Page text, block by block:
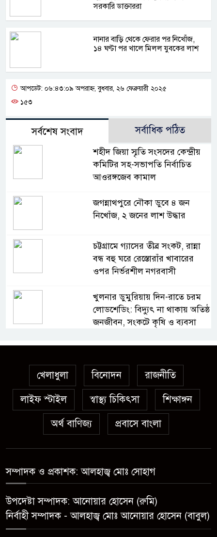
সরকারি ডাক্তাররা
নানার বাড়ি থেকে ফেরার পর নিখোঁজ,
১৪ ঘণ্টা পর খালে মিলল যুবকের লাশ
আপডেট: ০৬:৪৩:০৯ অপরাহ্ন, বুধবার, ২৬ ফেব্রুয়ারী ২০২৫
১৫৩
সর্বশেষ সংবাদ সর্বাধিক পঠিত
শহীদ জিয়া স্মৃতি সংসদের কেন্দ্রীয়
কমিটির সহ-সভাপতি নির্বাচিত
আওরঙ্গজেব কামাল
জগন্নাথপুরে নৌকা ডুবে ৪ জন
নিখোঁজ, ২ জনের লাশ উদ্ধার
চট্টগ্রামে গ্যাসের তীব্র সংকট, রান্না
বন্ধ বহু ঘরে রেস্তোরাঁর খাবারের
ওপর নির্ভরশীল নগরবাসী
খুলনার ডুমুরিয়ায় দিন-রাতে চরম
লোডশেডিং: বিদ্যুৎ না থাকায় অতিষ্ঠ
জনজীবন, সংকটে কৃষি ও ব্যবসা
অস্ত্র উদ্ধারে ডেভিড ইমনসহ ৫
পুলিশ
সেনবাগে নতুন গ্যাস কূপের খনন
শুরু, মিলতে পারে দৈনিক ৫-৭
মিলিয়ন ঘনফুট গ্যাস
মেয়েকে ধর্ষণের অভিযোগে সেনবাগে
সোনাতলা পৌরসভার উপ-সহকারী
প্রকৌশলীর বিরুদ্ধে সাংবাদিকের
অভিযোগ,তদন্তের আশ্বাস প্রশাসকের
খেলাধুলা বিনোদন
রাজনীতি
লাইফ স্টাইল
স্বাস্থ্য চিকিৎসা
শিক্ষাঙ্গন
অর্থ বাণিজ্য
প্রবাসে বাংলা
সম্পাদক ও প্রকাশক: আলহাজ্ব মোঃ সোহাগ
উপদেষ্টা সম্পাদক: আনোয়ার হোসেন (রুমি)
নির্বাহী সম্পাদক - আলহাজ্ব মোঃ আনোয়ার হোসেন (বাবুল)